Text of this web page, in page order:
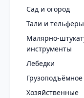
Сад и огород
Тали и тельферы
Малярно-
инструменты
Лебедки
Хозяйственные